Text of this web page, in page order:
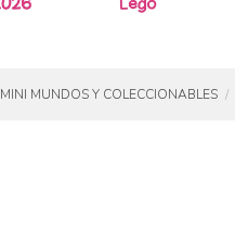
MINI MUNDOS Y COLECCIONABLES